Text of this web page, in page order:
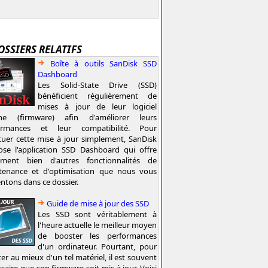
RELATIFS
Boîte à outils SanDisk SSD
Dashboard
Les Solid-State Drive (SSD)
bénéficient régulièrement de
mises à jour de leur logiciel
(firmware) afin d'améliorer leurs
et leur compatibilité. Pour
cette mise à jour simplement, SanDisk
l'application SSD Dashboard qui offre
bien d'autres fonctionnalités de
et d'optimisation que nous vous
dans ce dossier.
Guide de mise à jour des SSD
Les SSD sont véritablement à
l'heure actuelle le meilleur moyen
de booster les performances
d'un ordinateur. Pourtant, pour
au mieux d'un tel matériel, il est souvent